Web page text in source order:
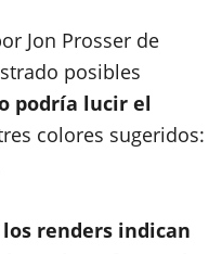
Jon Prosser de
posibles
podría lucir el
colores sugeridos:
los renders indican